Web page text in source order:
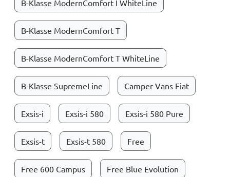
B-Klasse ModernComfort I WhiteLine
B-Klasse ModernComfort T
B-Klasse ModernComfort T WhiteLine
B-Klasse SupremeLine Camper Vans Fiat
Exsis-i Exsis-i 580 Exsis-i 580 Pure
Exsis-t Exsis-t 580 Free
Free 600 Campus Free Blue Evolution